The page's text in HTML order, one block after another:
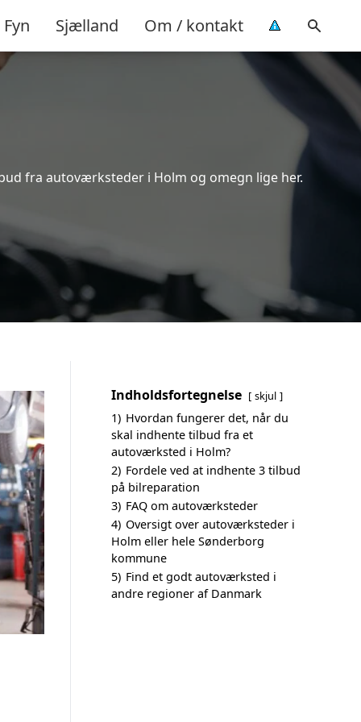
Fyn Sjælland Om / kontakt
fra autoværksteder i Holm og omegn lige her.
Indholdsfortegnelse skjul
1) Hvordan fungerer det, når du
skal indhente tilbud fra et
autoværksted i Holm?
2) Fordele ved at indhente 3 tilbud
på bilreparation
3) FAQ om autoværksteder
4) Oversigt over autoværksteder i
Holm eller hele Sønderborg
kommune
5) Find et godt autoværksted i
andre regioner af Danmark